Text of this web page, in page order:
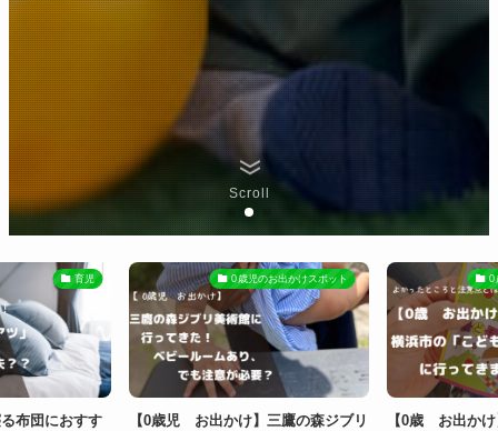
Scroll
すす
0歳児のお出かけスポット
【0歳児 お出かけ】三鷹の森ジブリ
0歳児のお出か
【0歳 お出かけ】横浜市